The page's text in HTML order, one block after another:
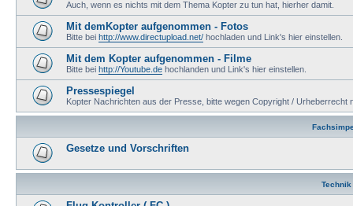
Auch, wenn es nichts mit dem Thema Kopter zu tun hat, hierher damit.
Mit demKopter aufgenommen - Fotos
Bitte bei http://www.directupload.net/ hochladen und Link's hier einstellen.
Mit dem Kopter aufgenommen - Filme
Bitte bei http://Youtube.de hochlanden und Link's hier einstellen.
Pressespiegel
Kopter Nachrichten aus der Presse, bitte wegen Copyright / Urheberrecht
Gesetze und Vorschriften
Technik